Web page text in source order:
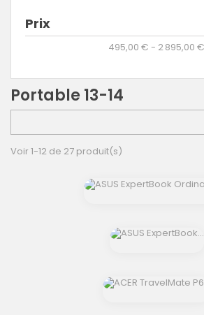
Prix
495,00 € - 2 895,00 €
Portable 13-14
Voir 1-12 de 27 produit(s)